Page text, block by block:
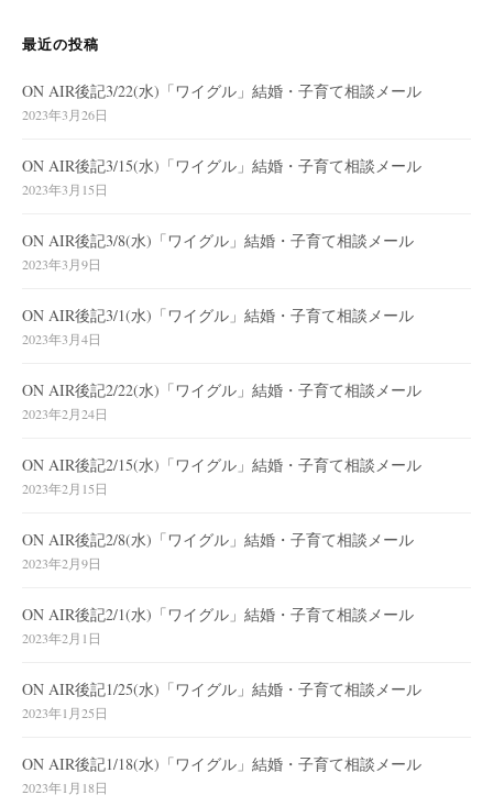
最近の投稿
ON AIR後記3/22(水)「ワイグル」結婚・子育て相談メール
2023年3月26日
ON AIR後記3/15(水)「ワイグル」結婚・子育て相談メール
2023年3月15日
ON AIR後記3/8(水)「ワイグル」結婚・子育て相談メール
2023年3月9日
ON AIR後記3/1(水)「ワイグル」結婚・子育て相談メール
2023年3月4日
ON AIR後記2/22(水)「ワイグル」結婚・子育て相談メール
2023年2月24日
ON AIR後記2/15(水)「ワイグル」結婚・子育て相談メール
2023年2月15日
ON AIR後記2/8(水)「ワイグル」結婚・子育て相談メール
2023年2月9日
ON AIR後記2/1(水)「ワイグル」結婚・子育て相談メール
2023年2月1日
ON AIR後記1/25(水)「ワイグル」結婚・子育て相談メール
2023年1月25日
ON AIR後記1/18(水)「ワイグル」結婚・子育て相談メール
2023年1月18日